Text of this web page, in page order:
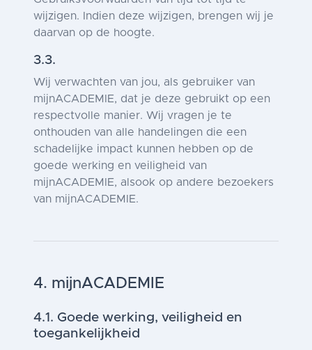
wijzigen. Indien deze wijzigen, brengen wij je
daarvan op de hoogte.
3.3.
Wij verwachten van jou, als gebruiker van
mijnACADEMIE, dat je deze gebruikt op een
respectvolle manier. Wij vragen je te
onthouden van alle handelingen die een
schadelijke impact kunnen hebben op de
goede werking en veiligheid van
mijnACADEMIE, alsook op andere bezoekers
van mijnACADEMIE.
4. mijnACADEMIE
4.1. Goede werking, veiligheid en
toegankelijkheid